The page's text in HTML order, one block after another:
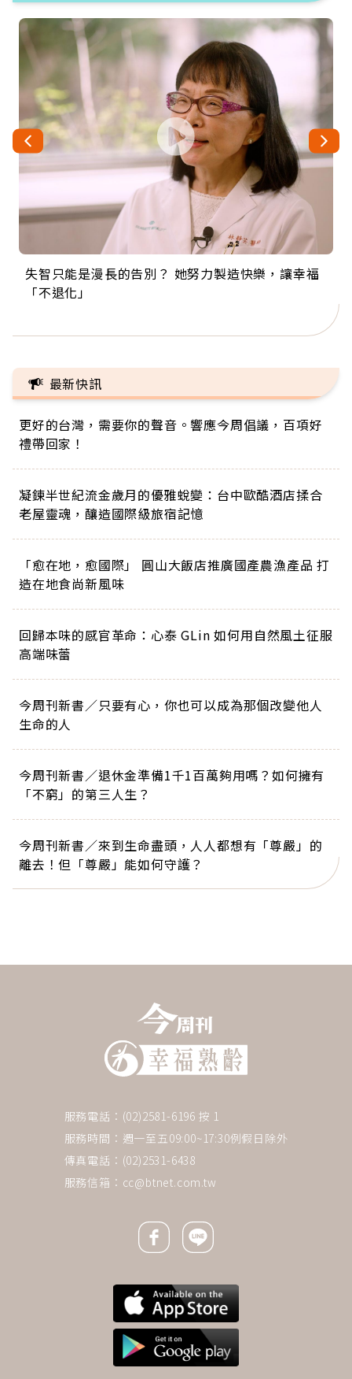
失智只能是漫長的告別？ 她努力製造快樂，讓幸福
「不退化」
來自剛果的巧克力神父 為台灣奉獻36年 「台灣是我
的家，我連作夢都講台語！」
63歲卸矽谷副總、搬回台灣找快樂！「蛋黃哥小
丑」走進安養院，逗樂上萬爺奶：退休後才開始真
104歲打破金氏世界紀錄 成為全球最年長羽球選
手，分享長壽的秘密原來是「這個」
事業巔峰他選擇追夢…黑手阿伯拉小提琴還登上小
巨蛋！連CNN都大讚！
最新快訊
更好的台灣，需要你的聲音。響應今周倡議，百項好
禮帶回家！
凝鍊半世紀流金歲月的優雅蛻變：台中歐酷酒店揉合
老屋靈魂，釀造國際級旅宿記憶
「愈在地，愈國際」 圓山大飯店推廣國產農漁產品 打
造在地食尚新風味
回歸本味的感官革命：心泰 GLin 如何用自然風土征服
高端味蕾
今周刊新書／只要有心，你也可以成為那個改變他人
生命的人
今周刊新書／退休金準備1千1百萬夠用嗎？如何擁有
「不窮」的第三人生？
今周刊新書／來到生命盡頭，人人都想有「尊嚴」的
離去！但「尊嚴」能如何守護？
服務電話：(02)2581-6196 按 1
服務時間：週一至五09:00~17:30例假日除外
傳真電話：(02)2531-6438
服務信箱： cc@btnet.com.tw
Facebook icon
Line icon